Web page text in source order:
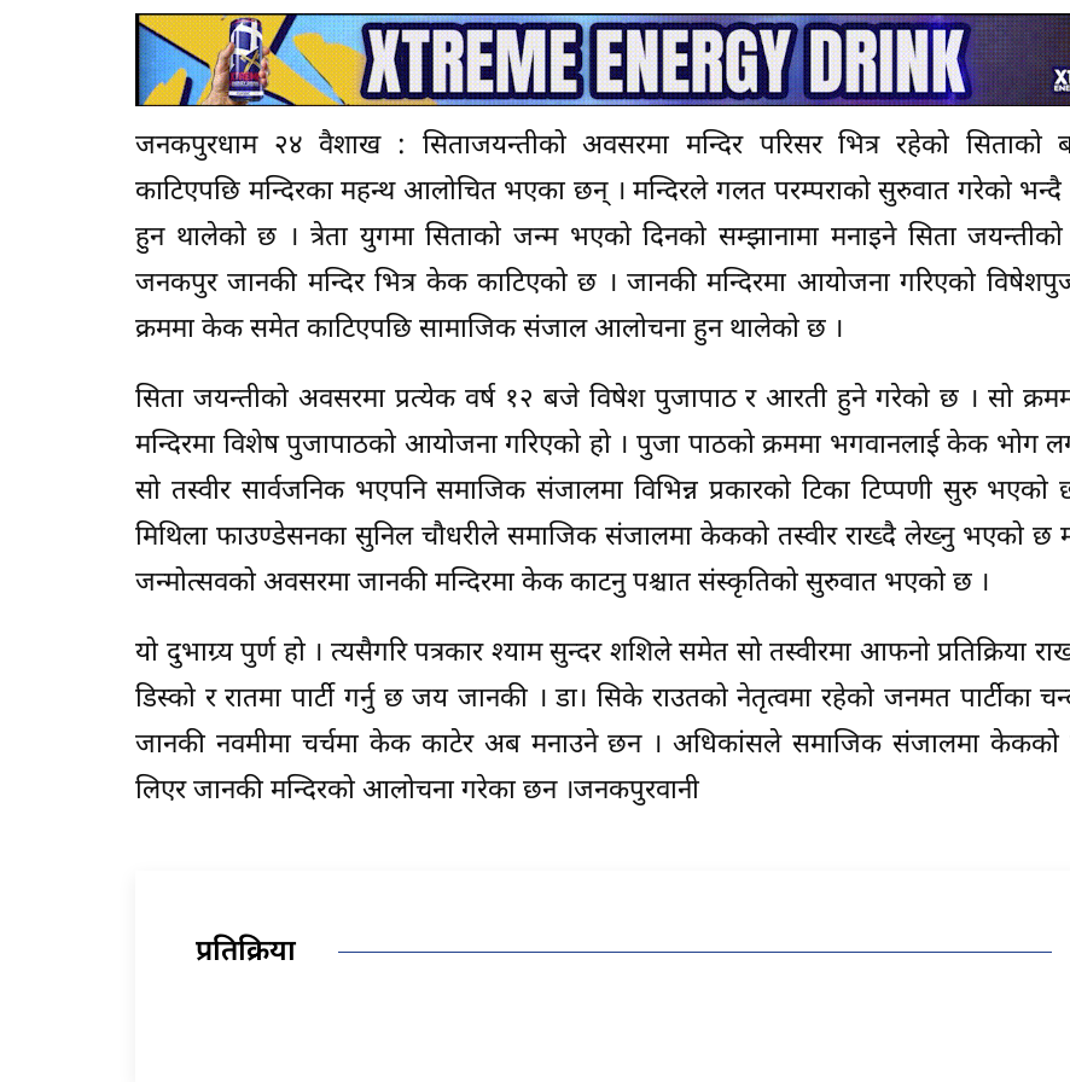
जनकपुरधाम २४ वैशाख : सिताजयन्तीको अवसरमा मन्दिर परिसर भित्र रहेको
काटिएपछि मन्दिरका महन्थ आलोचित भएका छन् । मन्दिरले गलत परम्पराको सुरुवात गरेको
हुन थालेको छ । त्रेता युगमा सिताको जन्म भएको दिनको सम्झानामा मनाइने सिता
जनकपुर जानकी मन्दिर भित्र केक काटिएको छ । जानकी मन्दिरमा आयोजना गरिएको
क्रममा केक समेत काटिएपछि सामाजिक संजाल आलोचना हुन थालेको छ ।
सिता जयन्तीको अवसरमा प्रत्येक वर्ष १२ बजे विषेश पुजापाठ र आरती हुने गरेको छ । सो
मन्दिरमा विशेष पुजापाठको आयोजना गरिएको हो । पुजा पाठको क्रममा भगवानलाई केक भोग
सो तस्वीर सार्वजनिक भएपनि समाजिक संजालमा विभिन्न प्रकारको टिका टिप्पणी सुरु
मिथिला फाउण्डेसनका सुनिल चौधरीले समाजिक संजालमा केकको तस्वीर राख्दै लेख्नु भएको छ
जन्मोत्सवको अवसरमा जानकी मन्दिरमा केक काटनु पश्चात संस्कृतिको सुरुवात भएको छ ।
यो दुभाग्र्य पुर्ण हो । त्यसैगरि पत्रकार श्याम सुन्दर शशिले समेत सो तस्वीरमा आफनो प्रतिक्रिया
डिस्को र रातमा पार्टी गर्नु छ जय जानकी । डा। सिके राउतको नेतृत्वमा रहेको जनमत पार्टीका
जानकी नवमीमा चर्चमा केक काटेर अब मनाउने छन । अधिकांसले समाजिक संजालमा केकको
लिएर जानकी मन्दिरको आलोचना गरेका छन ।जनकपुरवानी
प्रतिक्रिया